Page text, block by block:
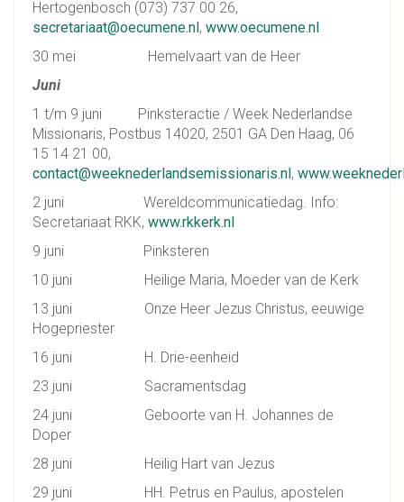
Hertogenbosch (073) 737 00 26,
secretariaat@oecumene.nl, www.oecumene.nl
30 mei Hemelvaart van de Heer
Juni
1 t/m 9 juni Pinksteractie / Week Nederlandse
Missionaris, Postbus 14020, 2501 GA Den Haag, 06
15 14 21 00,
contact@weeknederlandsemissionaris.nl,
2 juni Wereldcommunicatiedag. Info:
Secretariaat RKK, www.rkkerk.nl
9 juni Pinksteren
10 juni Heilige Maria, Moeder van de Kerk
13 juni Onze Heer Jezus Christus, eeuwige
Hogepriester
16 juni H. Drie-eenheid
23 juni Sacramentsdag
24 juni Geboorte van H. Johannes de
Doper
28 juni Heilig Hart van Jezus
29 juni HH. Petrus en Paulus, apostelen